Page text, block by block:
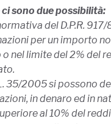
ci sono due possibilità:
del D.P.R.
per un importo
nel limite del 2% del
35/2005 si possono
in denaro ed in
al 10% del